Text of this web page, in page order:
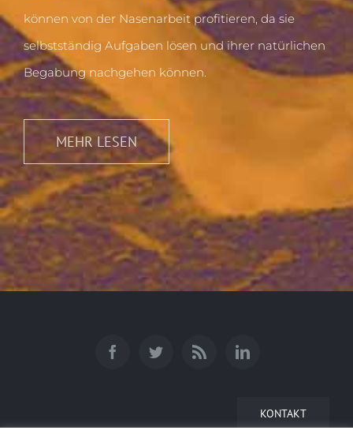
können von der Nasenarbeit profitieren, da sie
selbstständig Aufgaben lösen und ihrer natürlichen
Begabung nachgehen können.
MEHR LESEN
KONTAKT